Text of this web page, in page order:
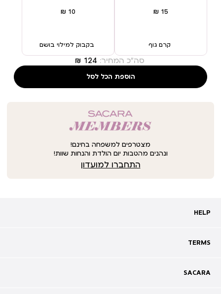
קרם גוף בקבוק למילוי בושם
סה"כ המחיר:
הוספת הכל לסל
מצטרפים למשפחה בחינם!
ונהנים מהטבות יום הולדת והנחות שוות!
התחברו למועדון
HELP
HELP
שאלות ותשובות
TERMS
TERMS
מדיניות פרטיות
SACARA
SACARA